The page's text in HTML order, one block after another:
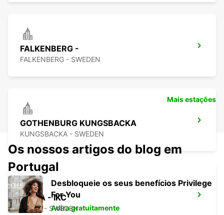
FALKENBERG -
FALKENBERG - SWEDEN
GOTHENBURG KUNGSBACKA
KUNGSBACKA - SWEDEN
KINNA - IKC
KINNA - SWEDEN
Mais estações
Os nossos artigos do blog em
Portugal
Desbloqueie os seus benefícios Privilege
For You
Adira gratuitamente